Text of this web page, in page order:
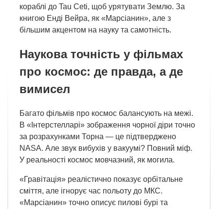
кораблі до Tau Ceti, щоб урятувати Землю. За
книгою Енді Вейра, як «Марсіанин», але з
більшим акцентом на науку та самотність.
Наукова точність у фільмах
про космос: де правда, а де
вимисел
Багато фільмів про космос балансують на межі.
В «Інтерстелларі» зображення чорної діри точно
за розрахунками Торна — це підтверджено
NASA. Але звук вибухів у вакуумі? Повний міф.
У реальності космос мовчазний, як могила.
«Гравітація» реалістично показує орбітальне
сміття, але ігнорує час польоту до МКС.
«Марсіанин» точно описує пилові бурі та